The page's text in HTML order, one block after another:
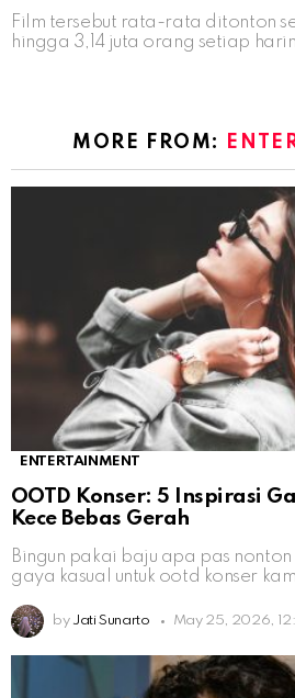
Film tersebut rata-rata ditonton
hingga 3,14 juta orang setiap
MORE FROM:
ENTERTAINMENT
OOTD Konser: 5 Inspirasi
Kece Bebas Gerah
Bingun pakai baju apa pas
gaya kasual untuk ootd konser
by Jati Sunarto May 25, 2026,